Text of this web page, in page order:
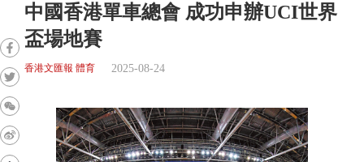
中國香港單車總會 成功申辦UCI世界
盃場地賽
香港文匯報 體育 2025-08-24